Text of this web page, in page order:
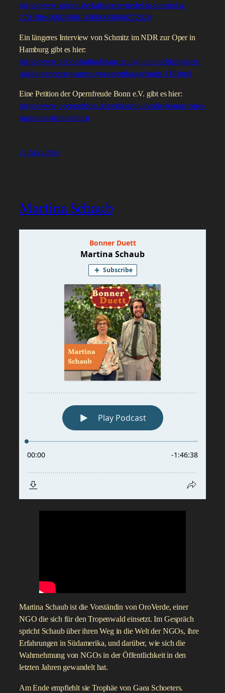
https://www.spiegel.de/kultur/eiswuerfel-in-stanniol-a-
27d3ff8e-0002-0001-0000-000046272624
Ein längeres Interview von Schmitz im NDR zur Oper in
Hamburg gibt es hier:
https://www.ndr.de/kultur/finanzierung-und-nachhaltigkeit-
unklar-experten-warnen-vor-opernbau,schmitz-118.html
Eine Petition der Opernfreude Bonn e.V. gibt es hier:
https://www.openpetition.de/petition/online/die-bonner-oper-
muss-am-rhein-bleiben
24. März 2026
Martina Schaub
Martina Schaub ist die Vorständin von OroVerde, einer
NGO die sich für den Tropenwald einsetzt. Im Gespräch
spricht Schaub über ihren Weg in die Welt der NGOs, ihre
Erfahrungen in Südamerika, und darüber, wie sich die
Wahrnehmung von NGOs in der Öffentlichkeit in den
letzten Jahren gewandelt hat.
Am Ende empfiehlt sie Trophäe von Gaea Schoeters.